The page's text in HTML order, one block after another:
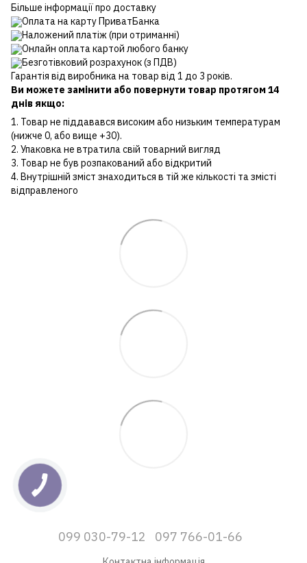
Більше інформації про доставку
Оплата на карту ПриватБанка
Наложений платіж (при отриманні)
Онлайн оплата картой любого банку
Безготівковий розрахунок (з ПДВ)
Гарантія від виробника на товар від 1 до 3 років.
Ви можете замінити або повернути товар протягом 14
днів якщо:
1. Товар не піддавався високим або низьким температурам
(нижче 0, або вище +30).
2. Упаковка не втратила свій товарний вигляд
3. Товар не був розпакований або відкритий
4. Внутрішній зміст знаходиться в тій же кількості та змісті
відправленого
099 030-79-12 097 766-01-66